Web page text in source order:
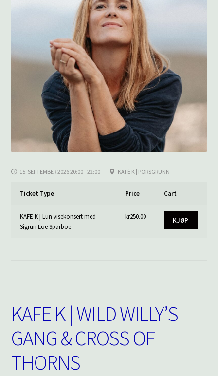
15. SEPTEMBER 2026 20:00 - 22:00 KAFÉ K | PORSGRUNN
Ticket Type Price Cart
KAFE K | Lun visekonsert med
Sigrun Loe Sparboe
kr250.00 KJØP
KAFE K | WILD WILLY’S
GANG & CROSS OF
THORNS